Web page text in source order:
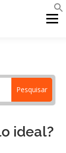
Menu
Pesquisar
ideal?